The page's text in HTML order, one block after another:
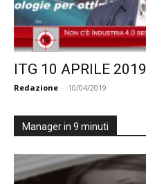
ITG 10 APRILE 2019
Redazione - 10/04/2019
Manager in 9 minuti